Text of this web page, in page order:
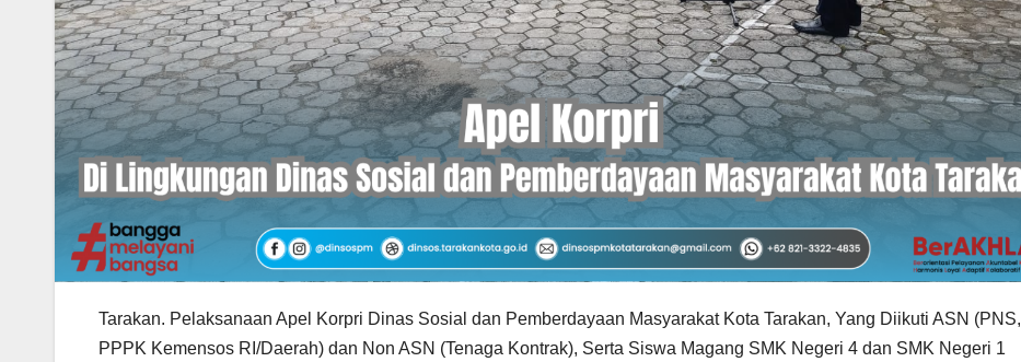
Tarakan. Pelaksanaan Apel Korpri Dinas Sosial dan Pemberdayaan Masyarakat Kota Tarakan, Yang Diikuti ASN (PNS,
PPPK Kemensos RI/Daerah) dan Non ASN (Tenaga Kontrak), Serta Siswa Magang SMK Negeri 4 dan SMK Negeri 1